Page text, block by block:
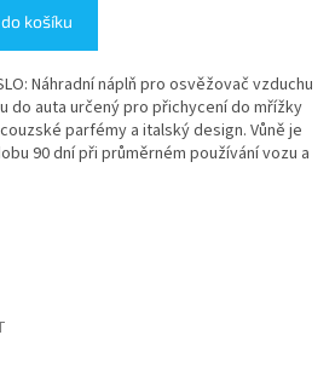
košíku
Náhradní náplň pro osvěžovač vzduchu
do auta určený pro přichycení do mřížky
parfémy a italský design. Vůně je
90 dní při průměrném používání vozu a